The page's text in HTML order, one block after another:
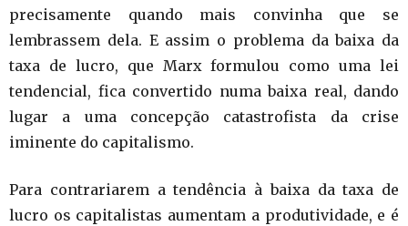
precisamente quando mais convinha que se
lembrassem dela. E assim o problema da baixa da
taxa de lucro, que Marx formulou como uma lei
tendencial, fica convertido numa baixa real, dando
lugar a uma concepção catastrofista da crise
iminente do capitalismo.
Para contrariarem a tendência à baixa da taxa de
lucro os capitalistas aumentam a produtividade, e é